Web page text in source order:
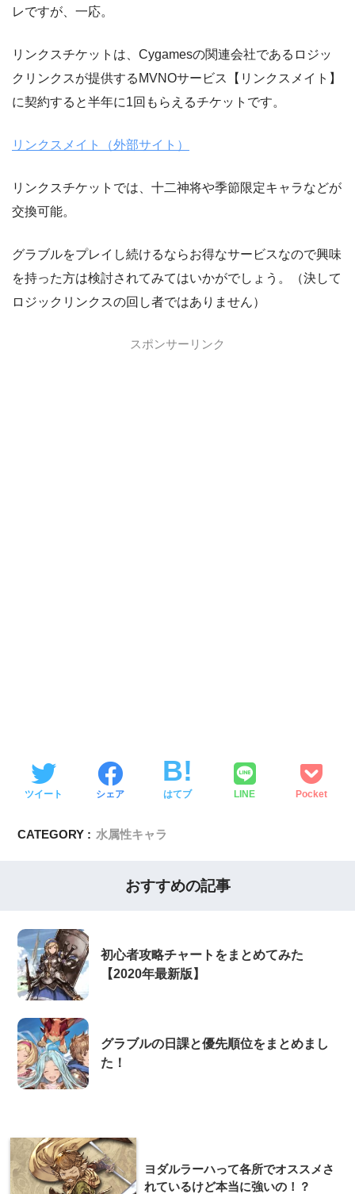
レですが、一応。
リンクスチケットは、Cygamesの関連会社であるロジッ
クリンクスが提供するMVNOサービス【リンクスメイト】
に契約すると半年に1回もらえるチケットです。
リンクスメイト（外部サイト）
リンクスチケットでは、十二神将や季節限定キャラなどが
交換可能。
グラブルをプレイし続けるならお得なサービスなので興味
を持った方は検討されてみてはいかがでしょう。（決して
ロジックリンクスの回し者ではありません）
スポンサーリンク
ツイート シェア はてブ LINE Pocket
CATEGORY : 水属性キャラ
おすすめの記事
初心者攻略チャートをまとめてみた
【2020年最新版】
グラブルの日課と優先順位をまとめまし
た！
ヨダルラーハって各所でオススメさ
れているけど本当に強いの！？